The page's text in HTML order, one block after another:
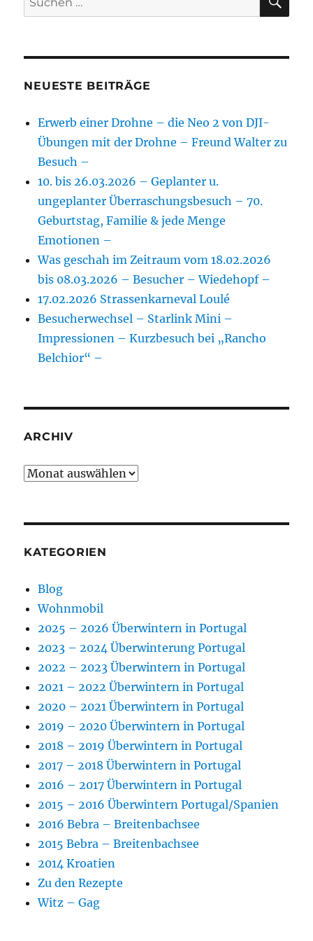
nach:
NEUESTE BEITRÄGE
Erwerb einer Drohne – die Neo 2 von DJI-
Übungen mit der Drohne – Freund Walter zu
Besuch –
10. bis 26.03.2026 – Geplanter u.
ungeplanter Überraschungsbesuch – 70.
Geburtstag, Familie & jede Menge
Emotionen –
Was geschah im Zeitraum vom 18.02.2026
bis 08.03.2026 – Besucher – Wiedehopf –
17.02.2026 Strassenkarneval Loulé
Besucherwechsel – Starlink Mini –
Impressionen – Kurzbesuch bei „Rancho
Belchior“ –
ARCHIV
Archiv
KATEGORIEN
Blog
Wohnmobil
2025 – 2026 Überwintern in Portugal
2023 – 2024 Überwinterung Portugal
2022 – 2023 Überwintern in Portugal
2021 – 2022 Überwintern in Portugal
2020 – 2021 Überwintern in Portugal
2019 – 2020 Überwintern in Portugal
2018 – 2019 Überwintern in Portugal
2017 – 2018 Überwintern in Portugal
2016 – 2017 Überwintern in Portugal
2015 – 2016 Überwintern Portugal/Spanien
2016 Bebra – Breitenbachsee
2015 Bebra – Breitenbachsee
2014 Kroatien
Zu den Rezepte
Witz – Gag